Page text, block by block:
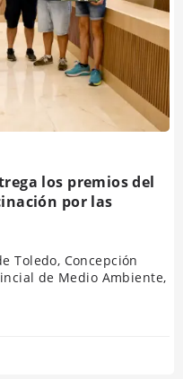
los premios del
por las
Toledo, Concepción
de Medio Ambiente,